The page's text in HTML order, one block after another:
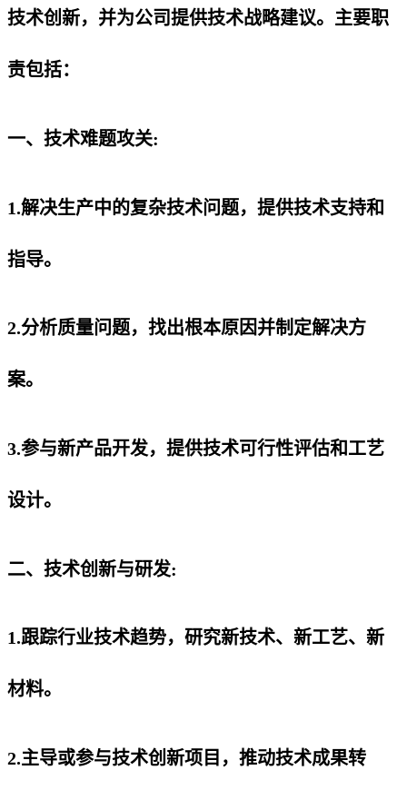
技术创新，并为公司提供技术战略建议。主要职
责包括：
一、技术难题攻关:
1.解决生产中的复杂技术问题，提供技术支持和
指导。
2.分析质量问题，找出根本原因并制定解决方
案。
3.参与新产品开发，提供技术可行性评估和工艺
设计。
二、技术创新与研发:
1.跟踪行业技术趋势，研究新技术、新工艺、新
材料。
2.主导或参与技术创新项目，推动技术成果转